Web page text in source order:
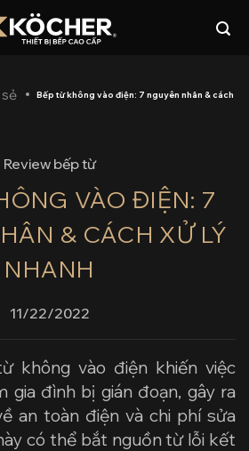
Bếp từ không vào điện: 7 nguyên nhân & cách xử
Review bếp từ
VÀO ĐIỆN: 7
& CÁCH XỬ LÝ
NHANH
11/22/2022
không vào điện khiến việc
gia đình bị gián đoạn, gây ra
an toàn điện và chi phí sửa
có thể bắt nguồn từ lỗi kết